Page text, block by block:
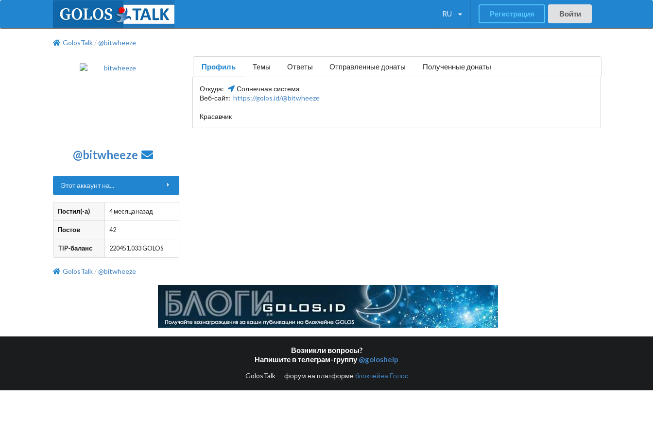
RU Регистрация Войти
GolosTalk / @bitwheeze
@bitwheeze
Этот аккаунт на...
Постил(-а) 4 месяца назад
Постов 42
TIP-баланс 220451.033 GOLOS
Профиль Темы Ответы Отправленные донаты Полученные донаты
Откуда:
Солнечная система
Веб-сайт: https://golos.id/@bitwheeze
Красавчик
GolosTalk / @bitwheeze
Возникли вопросы?
Напишите в телеграм-группу @goloshelp
GolosTalk — форум на платформеблокчейна Голос